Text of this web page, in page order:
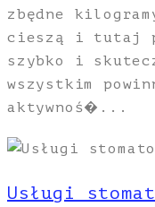
zbędne
cieszą i tutaj
szybko i
wszystkim
aktywnoś�...
Usługi